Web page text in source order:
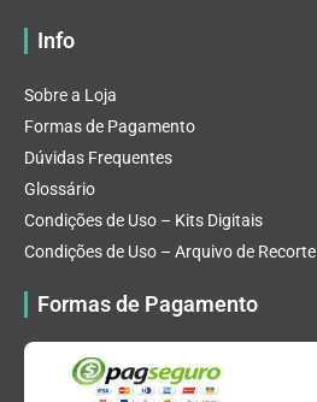
Info
Sobre a Loja
Formas de Pagamento
Dúvidas Frequentes
Glossário
Condições de Uso – Kits Digitais
Condições de Uso – Arquivo de Recorte
Formas de Pagamento